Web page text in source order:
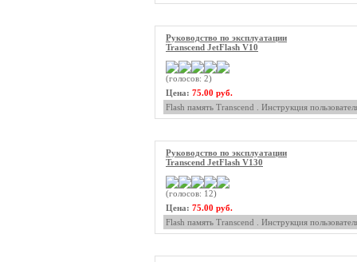
Руководство по эксплуатации
Transcend JetFlash V10
(голосов: 2)
Цена: 75.00 руб.
Flash память Transcend . Инструкция
Руководство по эксплуатации
Transcend JetFlash V130
(голосов: 12)
Цена: 75.00 руб.
Flash память Transcend . Инструкция